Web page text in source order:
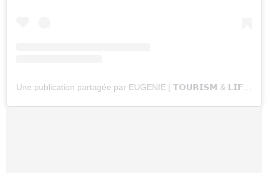
Une publication partagée par EUGENIE | 𝗧𝗢𝗨𝗥𝗜𝗦𝗠 & 𝗟𝗜𝗙𝗘𝗦𝗧𝗬𝗟𝗘 (@lavergneeugenie)